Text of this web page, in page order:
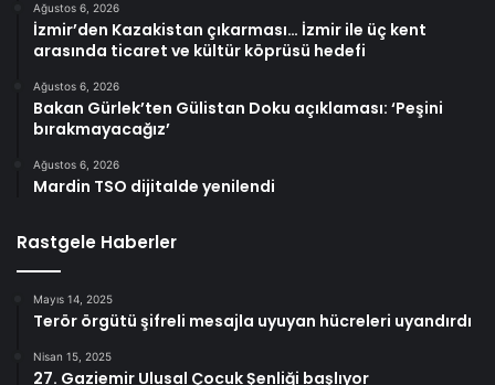
Ağustos 6, 2026
İzmir’den Kazakistan çıkarması… İzmir ile üç kent
arasında ticaret ve kültür köprüsü hedefi
Ağustos 6, 2026
Bakan Gürlek’ten Gülistan Doku açıklaması: ‘Peşini
bırakmayacağız’
Ağustos 6, 2026
Mardin TSO dijitalde yenilendi
Rastgele Haberler
Mayıs 14, 2025
Terör örgütü şifreli mesajla uyuyan hücreleri uyandırdı
Nisan 15, 2025
27. Gaziemir Ulusal Çocuk Şenliği başlıyor